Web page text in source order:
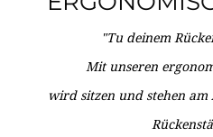
"Tu deinem
Mit unseren
wird sitzen und stehen